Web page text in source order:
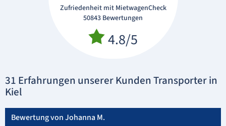
Zufriedenheit mit MietwagenCheck
50843 Bewertungen
4.8/5
31 Erfahrungen unserer Kunden Transporter in
Kiel
Bewertung von Johanna M.